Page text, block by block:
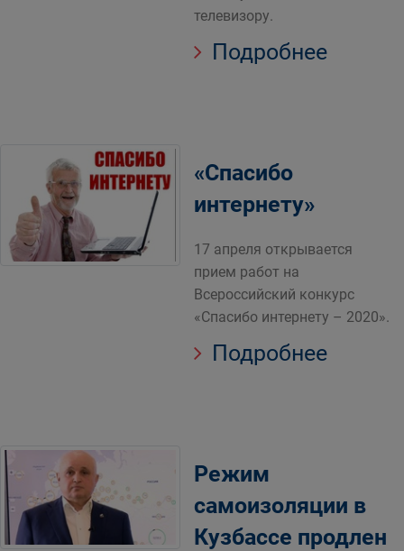
телевизору.
Подробнее
«Спасибо
интернету»
17 апреля открывается
прием работ на
Всероссийский конкурс
«Спасибо интернету – 2020».
Подробнее
Режим
самоизоляции в
Кузбассе продлен